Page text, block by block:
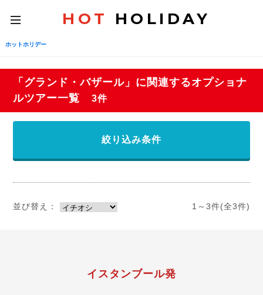
toggle
navigation
HOT HOLIDAY
ホットホリデー
「グランド・バザール」に関連するオプショナ
ルツアー一覧
3件
絞り込み条件
並び替え： 1～3件(全3件)
イスタンブール発